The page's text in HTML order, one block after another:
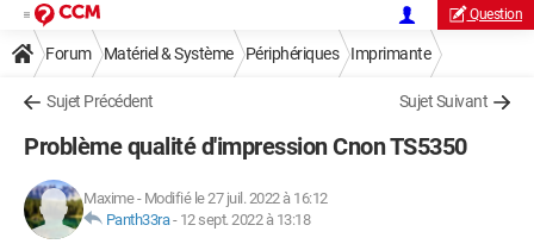
Question
Forum Matériel & Système Périphériques Imprimante
Sujet Précédent Sujet Suivant
Problème qualité d'impression Cnon TS5350
Maxime- Modifié le 27 juil. 2022 à 16:12
Panth33ra- 12 sept. 2022 à 13:18